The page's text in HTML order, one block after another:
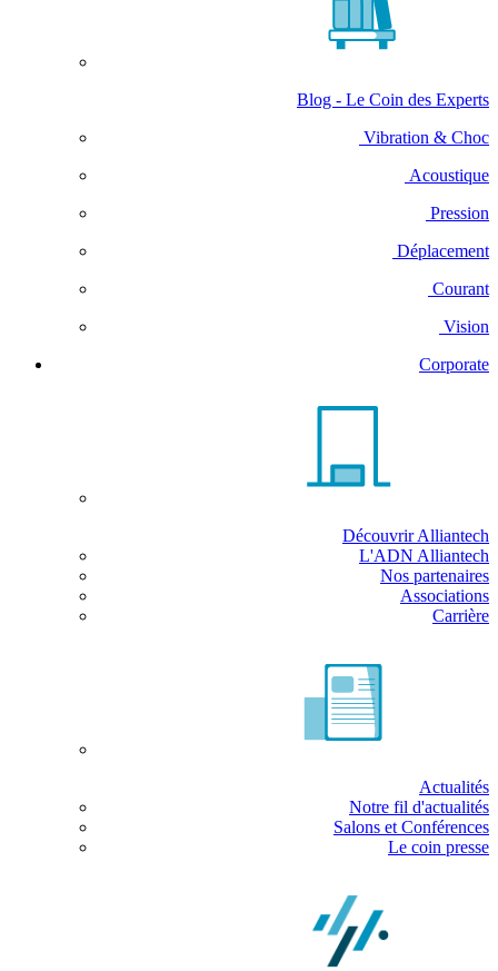
Blog - Le Coin des Experts
Vibration & Choc
Acoustique
Pression
Déplacement
Courant
Vision
Corporate
Découvrir Alliantech
L'ADN Alliantech
Nos partenaires
Associations
Carrière
Actualités
Notre fil d'actualités
Salons et Conférences
Le coin presse